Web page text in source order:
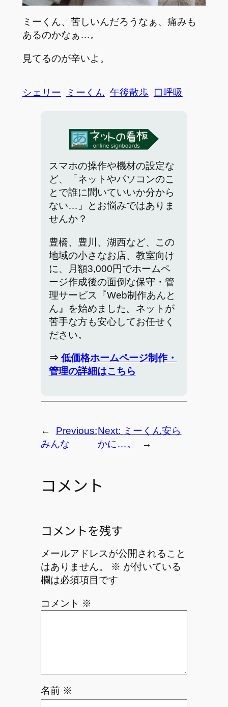
ミーくん、苦しいんだろうなぁ、痛みも
あるのかなぁ…。
見てるのが辛いよ。
シェリー ミーくん 午後散歩 口呼吸
スマホの操作や機材の設定な
ど、「ネットやパソコンのこ
とで誰に聞いていいか分から
ない…」とお悩みではありま
せんか？
豊橋、豊川、湖西など、この
地域の小さなお店、教室向け
に、月額3,000円でホームペ
ージ作成後の面倒な保守・管
理サービス『Web制作あんと
ん』を始めました。ネットが
苦手な方も安心してお任せく
ださい。
⇒ 低価格ホームページ制作・
管理の詳細はこちら
←
Previous:
みんな
Next: ミーくん安ら
かに…。
→
コメント
コメントを残す
メールアドレスが公開されること
はありません。
※ が付いている
欄は必須項目です
コメント ※
名前 ※